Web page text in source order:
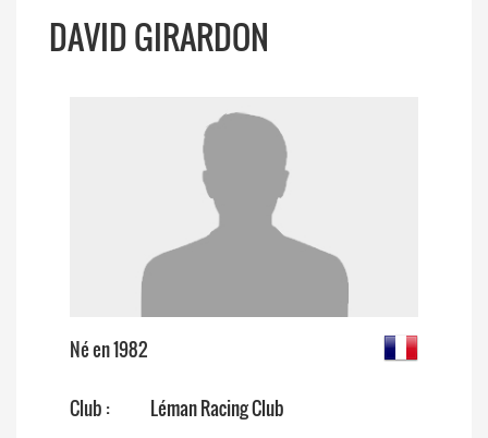
DAVID GIRARDON
Né en 1982
Club : Léman Racing Club